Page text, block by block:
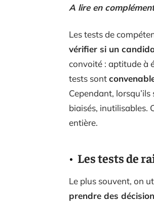
A lire en
Les tests de
vérifier si un
convoité : aptitude à
tests sont
Cependant,
biaisés, inutilisables.
entière.
Les tests de
Le plus souvent, on
prendre des